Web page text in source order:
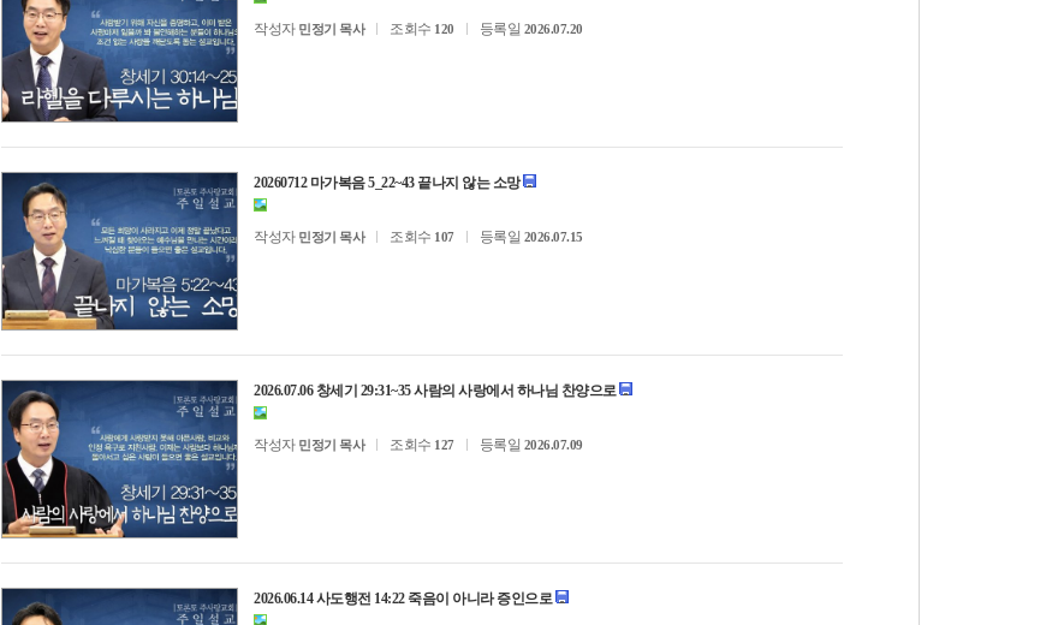
작성자 민정기 목사 조회수 120 등록일 2026.07.20
20260712 마가복음 5_22~43 끝나지 않는 소망
작성자 민정기 목사 조회수 107 등록일 2026.07.15
2026.07.06 창세기 29:31~35 사람의 사랑에서 하나님 찬양으로
작성자 민정기 목사 조회수 127 등록일 2026.07.09
2026.06.14 사도행전 14:22 죽음이 아니라 증인으로